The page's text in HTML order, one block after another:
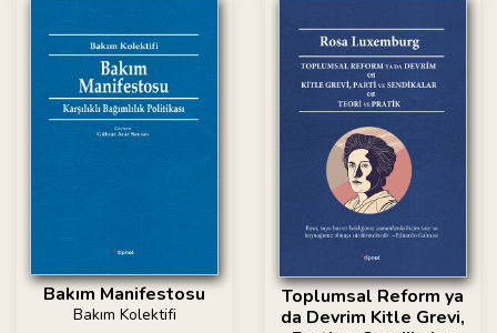
Bakım Manifestosu
Bakım Kolektifi
Toplumsal Reform ya
da Devrim Kitle Grevi,